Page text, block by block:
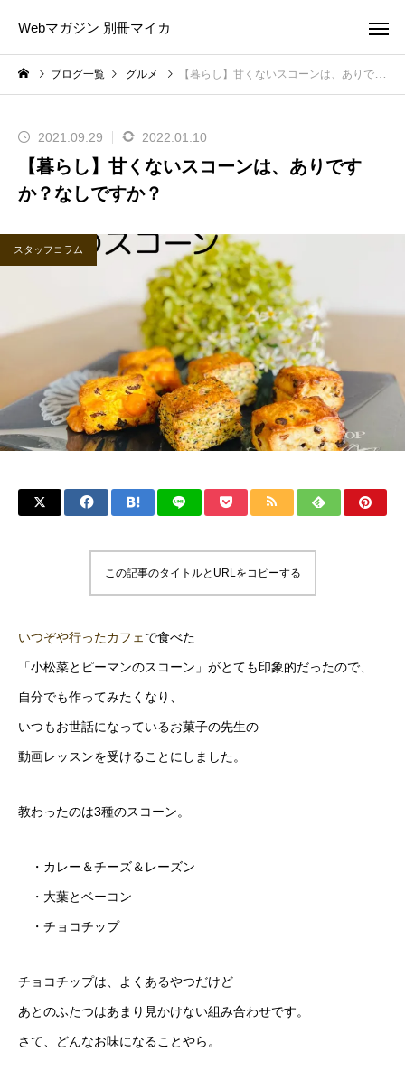
Webマガジン 別冊マイカ
ブログ一覧 グルメ 【暮らし】甘くないスコーンは、ありですか？なしですか？
2021.09.29 2022.01.10
【暮らし】甘くないスコーンは、ありです
か？なしですか？
スタッフコラム
この記事のタイトルとURLをコピーする
いつぞや行ったカフェ で食べた
「小松菜とピーマンのスコーン」がとても印象的だったので、
自分でも作ってみたくなり、
いつもお世話になっているお菓子の先生の
動画レッスンを受けることにしました。
教わったのは3種のスコーン。
・カレー＆チーズ＆レーズン
・大葉とベーコン
・チョコチップ
チョコチップは、よくあるやつだけど
あとのふたつはあまり見かけない組み合わせです。
さて、どんなお味になることやら。